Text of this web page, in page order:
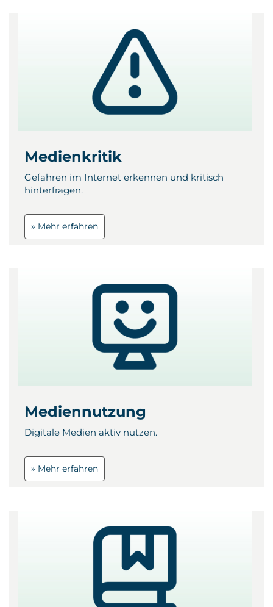
Medienkritik
Gefahren im Internet erkennen und kritisch
hinterfragen.
» Mehr erfahren
Mediennutzung
Digitale Medien aktiv nutzen.
» Mehr erfahren